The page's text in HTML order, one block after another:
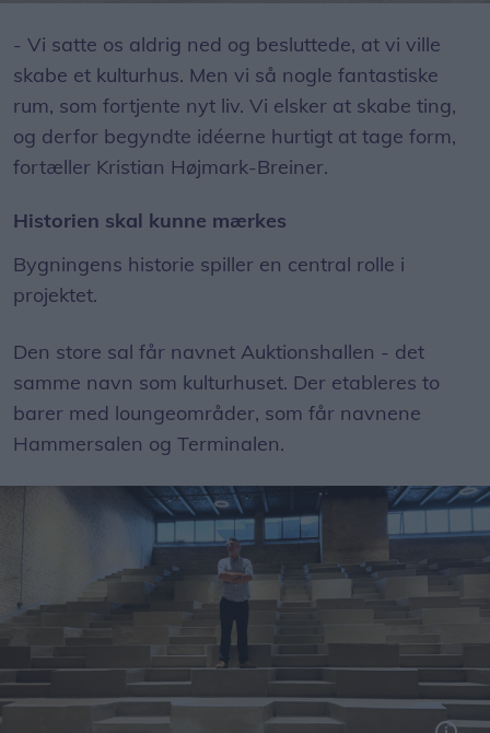
- Vi satte os aldrig ned og besluttede, at vi ville
skabe et kulturhus. Men vi så nogle fantastiske
rum, som fortjente nyt liv. Vi elsker at skabe ting,
og derfor begyndte idéerne hurtigt at tage form,
fortæller Kristian Højmark-Breiner.
Historien skal kunne mærkes
Bygningens historie spiller en central rolle i
projektet.
Den store sal får navnet Auktionshallen - det
samme navn som kulturhuset. Der etableres to
barer med loungeområder, som får navnene
Hammersalen og Terminalen.